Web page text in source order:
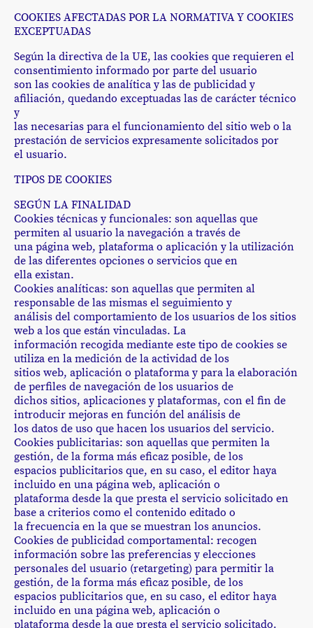
COOKIES AFECTADAS POR LA NORMATIVA Y COOKIES
EXCEPTUADAS
Según la directiva de la UE, las cookies que requieren el
consentimiento informado por parte del usuario
son las cookies de analítica y las de publicidad y
afiliación, quedando exceptuadas las de carácter técnico
y
las necesarias para el funcionamiento del sitio web o la
prestación de servicios expresamente solicitados por
el usuario.
TIPOS DE COOKIES
SEGÚN LA FINALIDAD
Cookies técnicas y funcionales: son aquellas que
permiten al usuario la navegación a través de
una página web, plataforma o aplicación y la utilización
de las diferentes opciones o servicios que en
ella existan.
Cookies analíticas: son aquellas que permiten al
responsable de las mismas el seguimiento y
análisis del comportamiento de los usuarios de los sitios
web a los que están vinculadas. La
información recogida mediante este tipo de cookies se
utiliza en la medición de la actividad de los
sitios web, aplicación o plataforma y para la elaboración
de perfiles de navegación de los usuarios de
dichos sitios, aplicaciones y plataformas, con el fin de
introducir mejoras en función del análisis de
los datos de uso que hacen los usuarios del servicio.
Cookies publicitarias: son aquellas que permiten la
gestión, de la forma más eficaz posible, de los
espacios publicitarios que, en su caso, el editor haya
incluido en una página web, aplicación o
plataforma desde la que presta el servicio solicitado en
base a criterios como el contenido editado o
la frecuencia en la que se muestran los anuncios.
Cookies de publicidad comportamental: recogen
información sobre las preferencias y elecciones
personales del usuario (retargeting) para permitir la
gestión, de la forma más eficaz posible, de los
espacios publicitarios que, en su caso, el editor haya
incluido en una página web, aplicación o
plataforma desde la que presta el servicio solicitado.